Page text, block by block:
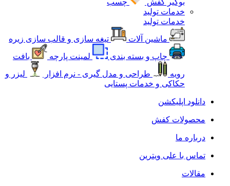
خدمات تولید
خدمات تولید
ماشین آلات
تیغه سازی و قالب سازی زیره
چاپ و بسته بندی
لمینت پارچه
بافت
رویه
طراحی و مدل گیری - نرم افزار
لیزر و
حکاکی و خدمات پستایی
دانلود اپلیکشن
محصولات کفش
درباره ما
تماس با علی ویترین
مقالات